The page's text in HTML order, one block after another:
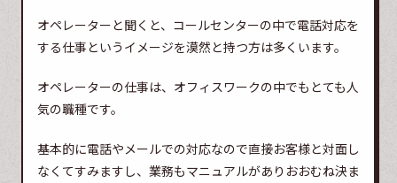
オペレーターと聞くと、コールセンターの中で電話対応を
する仕事というイメージを漠然と持つ方は多くいます。
オペレーターの仕事は、オフィスワークの中でもとても人
気の職種です。
基本的に電話やメールでの対応なので直接お客様と対面し
なくてすみますし、業務もマニュアルがありおおむね決ま